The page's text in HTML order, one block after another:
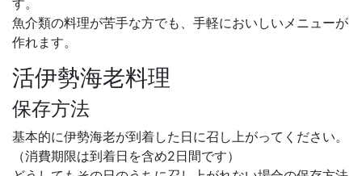
魚介類の料理が苦手な方でも、手軽においしいメニューが
作れます。
活伊勢海老料理
保存方法
基本的に伊勢海老が到着した日に召し上がってください。
（消費期限は到着日を含め2日間です）